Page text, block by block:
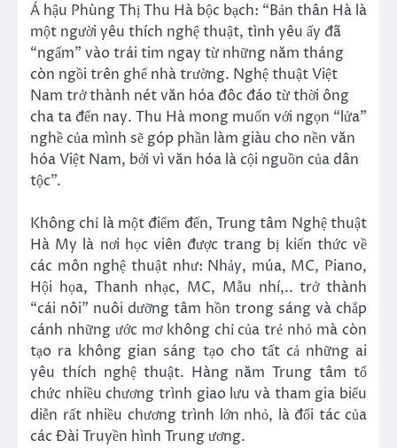
Á hậu Phùng Thị Thu Hà bộc bạch: “Bản thân Hà là
một người yêu thích nghệ thuật, tình yêu ấy đã
“ngấm” vào trái tim ngay từ những năm tháng
còn ngồi trên ghế nhà trường. Nghệ thuật Việt
Nam trở thành nét văn hóa đôc đáo từ thời ông
cha ta đến nay. Thu Hà mong muốn với ngọn “lửa”
nghề của mình sẽ góp phần làm giàu cho nền văn
hóa Việt Nam, bởi vì văn hóa là cội nguồn của dân
tộc”.
Không chỉ là một điểm đến, Trung tâm Nghệ thuật
Hà My là nơi học viên được trang bị kiến thức về
các môn nghệ thuật như: Nhảy, múa, MC, Piano,
Hội họa, Thanh nhạc, MC, Mẫu nhí,.. trở thành
“cái nôi” nuôi dưỡng tâm hồn trong sáng và chắp
cánh những ước mơ không chỉ của trẻ nhỏ mà còn
tạo ra không gian sáng tạo cho tất cả những ai
yêu thích nghệ thuật. Hàng năm Trung tâm tổ
chức nhiều chương trình giao lưu và tham gia biểu
diễn rất nhiều chương trình lớn nhỏ, là đối tác của
các Đài Truyền hình Trung ương.